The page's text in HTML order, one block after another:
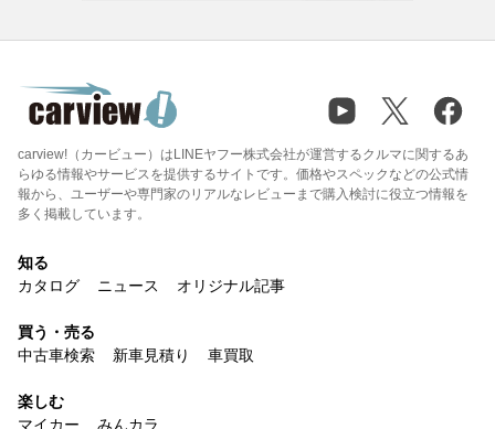
carview!（カービュー）はLINEヤフー株式会社が運営するクルマに関するあ
らゆる情報やサービスを提供するサイトです。価格やスペックなどの公式情
報から、ユーザーや専門家のリアルなレビューまで購入検討に役立つ情報を
多く掲載しています。
知る
カタログ
ニュース オリジナル記事
買う・売る
中古車検索
新車見積り 車買取
楽しむ
マイカー
みんカラ